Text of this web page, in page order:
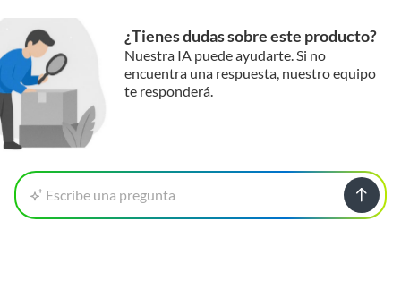
¿Tienes dudas sobre este producto?
Nuestra IA puede ayudarte. Si no
encuentra una respuesta, nuestro equipo
te responderá.
Escribe una pregunta